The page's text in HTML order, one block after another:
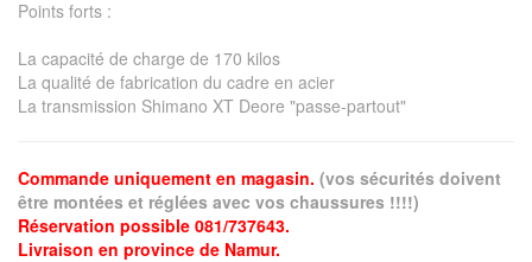
Points forts :
La capacité de charge de 170 kilos
La qualité de fabrication du cadre en acier
La transmission Shimano XT Deore "passe-partout"
Commande uniquement en magasin. (vos sécurités doivent
être montées et réglées avec vos chaussures !!!!)
Réservation possible 081/737643.
Livraison en province de Namur.